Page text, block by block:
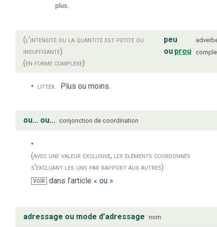
plus.
(l'intensité ou la quantité est petite ou
insuffisante)
(en forme complexe)
peu
ou prou
littér. Plus ou moins.
ou... ou... conjonction de coordination
(avec une valeur exclusive, les éléments coordonnés
s'excluant les uns par rapport aux autres)
VOIR dans l’article «ou »
adressage ou mode d’adressage nom